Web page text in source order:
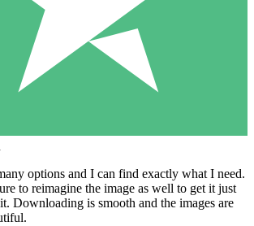
options and I can find exactly what I need.
to reimagine the image as well to get it just
Downloading is smooth and the images are